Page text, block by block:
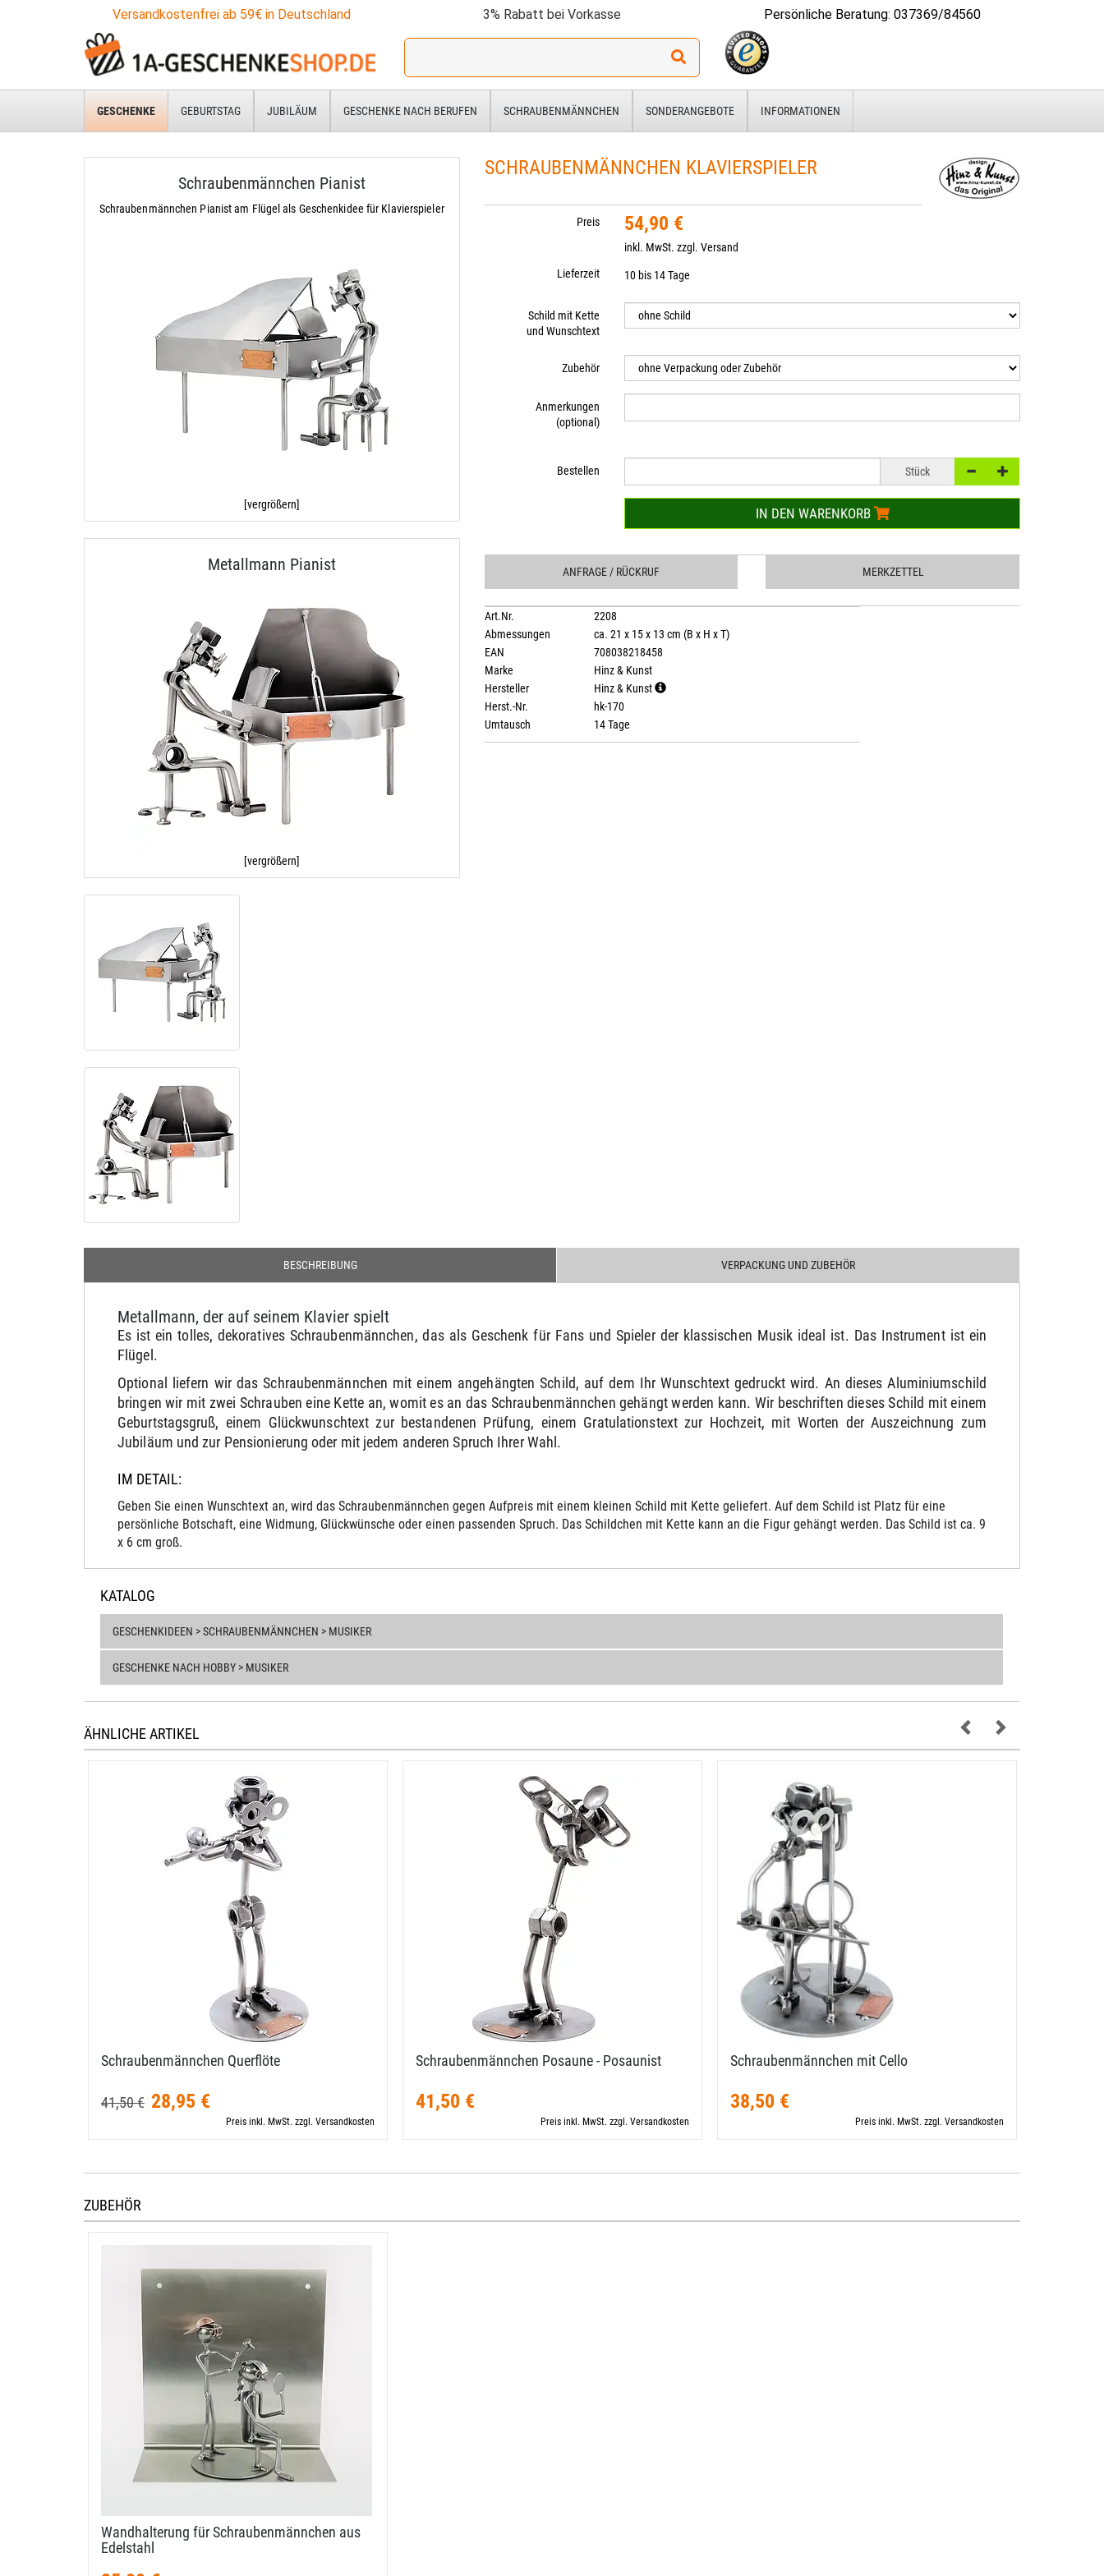
Versandkostenfrei ab 59€ in Deutschland 3% Rabatt bei Vorkasse Persönliche Beratung: 037369/84560
Ich
für:
GESCHENKE GEBURTSTAG JUBILÄUM GESCHENKE NACH BERUFEN SCHRAUBENMÄNNCHEN SONDERANGEBOTE INFORMATIONEN
Schraubenmännchen Pianist
Schraubenmännchen Pianist am Flügel als Geschenkidee für Klavierspieler
[vergrößern]
Metallmann Pianist
[vergrößern]
SCHRAUBENMÄNNCHEN KLAVIERSPIELER
Preis 54,90 €
inkl. MwSt. zzgl.Versand
Lieferzeit
10 bis 14 Tage
Schild mit Kette
und Wunschtext
Zubehör
Anmerkungen
(optional)
Bestellen Stück
IN DEN WARENKORB
ANFRAGE / RÜCKRUF MERKZETTEL
Art.Nr.
2208
Abmessungen
ca. 21 x 15 x 13 cm (B x H x T)
EAN
708038218458
Marke
Hinz & Kunst
Hersteller
Hinz & Kunst
Herst.-Nr.
hk-170
Umtausch
14 Tage
BESCHREIBUNG VERPACKUNG UND ZUBEHÖR
Metallmann, der auf seinem Klavier spielt
Es ist ein tolles, dekoratives Schraubenmännchen, das als Geschenk für Fans und Spieler der klassischen Musik ideal ist. Das Instrument ist ein
Flügel.
Optional liefern wir das Schraubenmännchen mit einem angehängten Schild, auf dem Ihr Wunschtext gedruckt wird. An dieses Aluminiumschild
bringen wir mit zwei Schrauben eine Kette an, womit es an das Schraubenmännchen gehängt werden kann. Wir beschriften dieses Schild mit einem
Geburtstagsgruß, einem Glückwunschtext zur bestandenen Prüfung, einem Gratulationstext zur Hochzeit, mit Worten der Auszeichnung zum
Jubiläum und zur Pensionierung oder mit jedem anderen Spruch Ihrer Wahl.
IM DETAIL:
Geben Sie einen Wunschtext an, wird das Schraubenmännchen gegen Aufpreis mit einem kleinen Schild mit Kette geliefert. Auf dem Schild ist Platz für eine
persönliche Botschaft, eine Widmung, Glückwünsche oder einen passenden Spruch. Das Schildchen mit Kette kann an die Figur gehängt werden. Das Schild ist ca. 9
x 6 cm groß.
KATALOG
GESCHENKIDEEN > SCHRAUBENMÄNNCHEN > MUSIKER
GESCHENKE NACH HOBBY > MUSIKER
ÄHNLICHE ARTIKEL
Schraubenmännchen Querflöte
41,50 € 28,95 €
Preis inkl. MwSt. zzgl. Versandkosten
Schraubenmännchen Posaune - Posaunist
41,50 €
Preis inkl. MwSt. zzgl. Versandkosten
Schraubenmännchen mit Cello
38,50 €
Preis inkl. MwSt. zzgl. Versandkosten
ZUBEHÖR
Wandhalterung für Schraubenmännchen aus
Edelstahl